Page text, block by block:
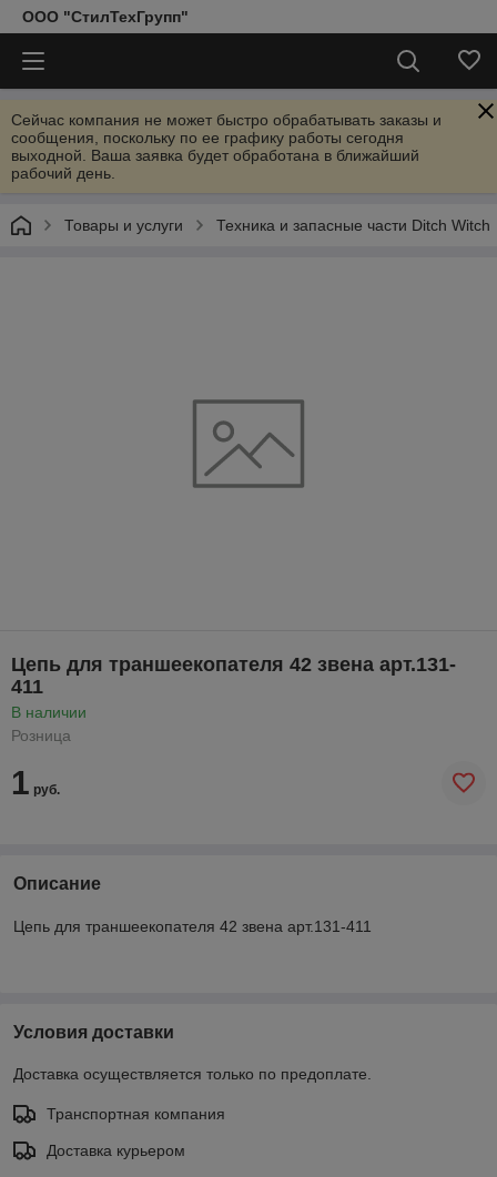
ООО "СтилТехГрупп"
Сейчас компания не может быстро обрабатывать заказы и
сообщения, поскольку по ее графику работы сегодня
выходной. Ваша заявка будет обработана в ближайший
рабочий день.
Товары и услуги Техника и запасные части Ditch Witch
Цепь для траншеекопателя 42 звена арт.131-
411
В наличии
Розница
1 руб.
Описание
Цепь для траншеекопателя 42 звена арт.131-411
Условия доставки
Доставка осуществляется только по предоплате.
Транспортная компания
Доставка курьером